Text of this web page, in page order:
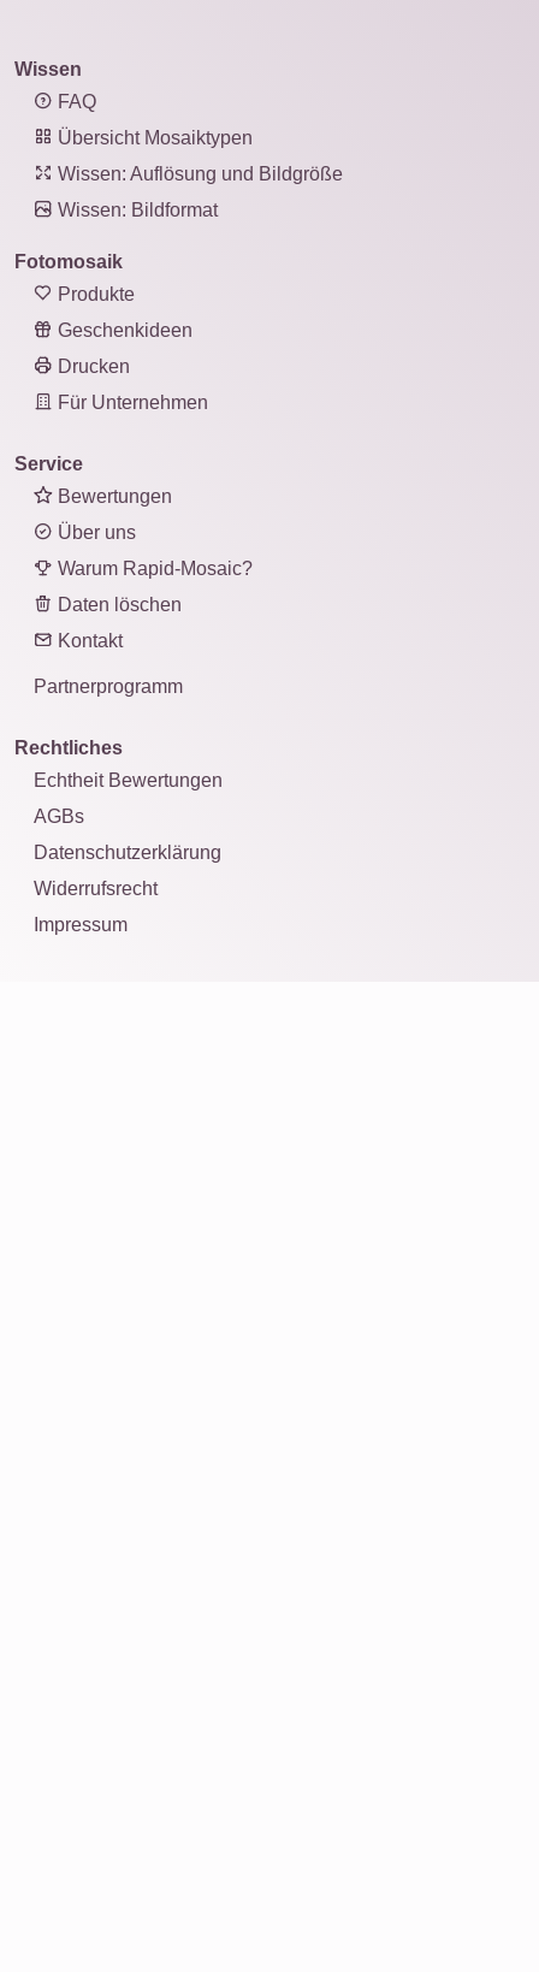
Wissen
FAQ
Übersicht Mosaiktypen
Wissen: Auflösung und Bildgröße
Wissen: Bildformat
Fotomosaik
Produkte
Geschenkideen
Drucken
Für Unternehmen
Service
Bewertungen
Über uns
Warum Rapid-Mosaic?
Daten löschen
Kontakt
Partnerprogramm
Rechtliches
Echtheit Bewertungen
AGBs
Datenschutzerklärung
Widerrufsrecht
Impressum